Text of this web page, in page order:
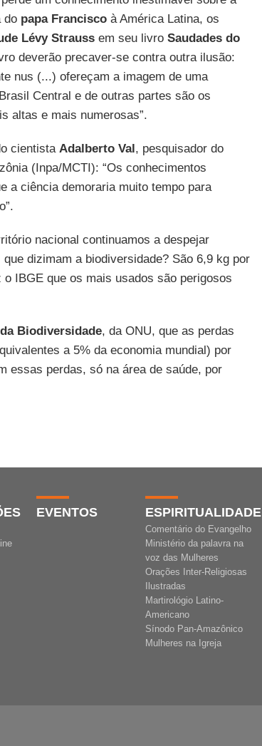
do papa Franciscoà América Latina, os
Lévy Straussem seu livro Saudades do
deverão precaver-se contra outra ilusão:
nus (...) ofereçam a imagem de uma
Central e de outras partes são os
altas e mais numerosas”.
cientista Adalberto Val, pesquisador do
(Inpa/MCTI): “Os conhecimentos
a ciência demoraria muito tempo para
nacional continuamos a despejar
dizimam a biodiversidade? São 6,9 kg por
IBGE que os mais usados são perigosos
Biodiversidade, da ONU, que as perdas
a 5% da economia mundial) por
essas perdas, só na área de saúde, por
EVENTOS ESPIRITUALIDADE
Comentário do Evangelho
Ministério da palavra na
voz das Mulheres
Orações Inter-Religiosas
Ilustradas
Martirológio Latino-
Americano
Sínodo Pan-Amazônico
Mulheres na Igreja